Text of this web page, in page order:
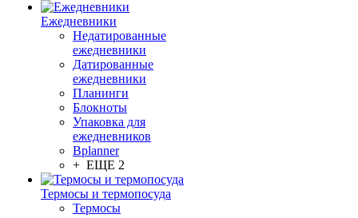
Ежедневники
Недатированные
ежедневники
Датированные
ежедневники
Планинги
Блокноты
Упаковка для
ежедневников
Bplanner
+ ЕЩЕ 2
Термосы и термопосуда
Термосы